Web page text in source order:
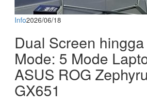
Info2026/06/18
Dual Screen
Mode: 5 Mode
ASUS ROG
GX651